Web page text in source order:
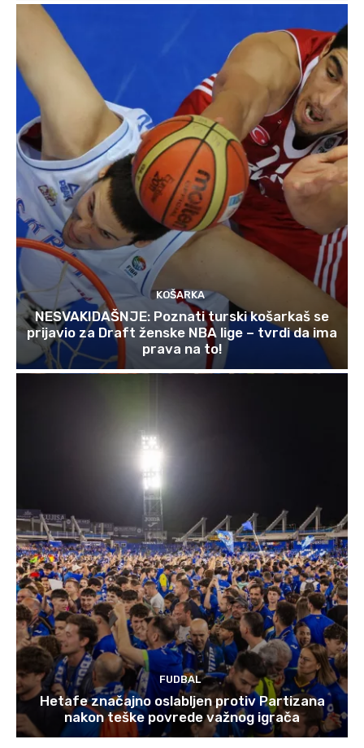
KOŠARKA
NESVAKIDAŠNJE: Poznati turski košarkaš se
prijavio za Draft ženske NBA lige – tvrdi da ima
prava na to!
FUDBAL
Hetafe značajno oslabljen protiv Partizana
nakon teške povrede važnog igrača